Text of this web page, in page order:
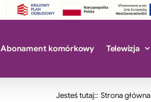
Abonament komórkowy Telewizja
Jesteś tutaj:: Strona główna